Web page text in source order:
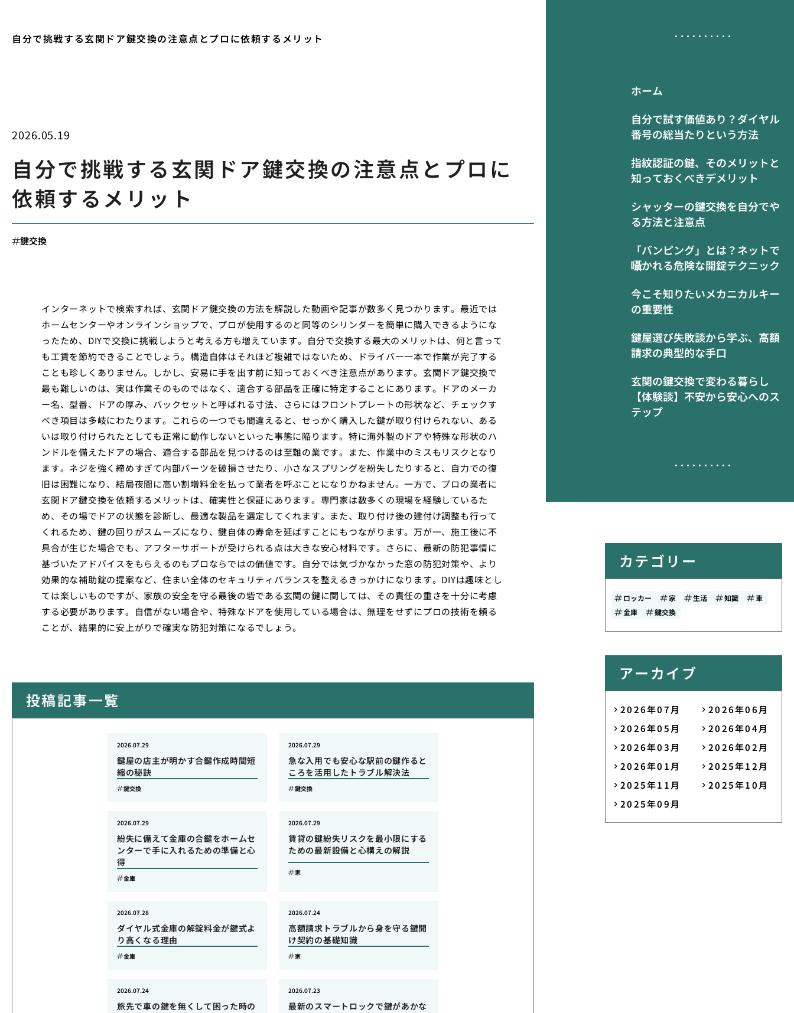
自分で挑戦する玄関ドア鍵交換の注意点とプロに依頼するメリット
ホーム
自分で試す価値あり？ダイヤル
番号の総当たりという方法
指紋認証の鍵、そのメリットと
知っておくべきデメリット
シャッターの鍵交換を自分でや
る方法と注意点
「バンピング」とは？ネットで
囁かれる危険な開錠テクニック
今こそ知りたいメカニカルキー
の重要性
鍵屋選び失敗談から学ぶ、高額
請求の典型的な手口
玄関の鍵交換で変わる暮らし
【体験談】不安から安心へのス
テップ
2026.05.19
自分で挑戦する玄関ドア鍵交換の注意点とプロに
依頼するメリット
鍵交換
インターネットで検索すれば、玄関ドア鍵交換の方法を解説した動画や記事が数多く見つかります。最近では
ホームセンターやオンラインショップで、プロが使用するのと同等のシリンダーを簡単に購入できるようにな
ったため、DIYで交換に挑戦しようと考える方も増えています。自分で交換する最大のメリットは、何と言って
も工賃を節約できることでしょう。構造自体はそれほど複雑ではないため、ドライバー一本で作業が完了する
ことも珍しくありません。しかし、安易に手を出す前に知っておくべき注意点があります。玄関ドア鍵交換で
最も難しいのは、実は作業そのものではなく、適合する部品を正確に特定することにあります。ドアのメーカ
ー名、型番、ドアの厚み、バックセットと呼ばれる寸法、さらにはフロントプレートの形状など、チェックす
べき項目は多岐にわたります。これらの一つでも間違えると、せっかく購入した鍵が取り付けられない、ある
いは取り付けられたとしても正常に動作しないといった事態に陥ります。特に海外製のドアや特殊な形状のハ
ンドルを備えたドアの場合、適合する部品を見つけるのは至難の業です。また、作業中のミスもリスクとなり
ます。ネジを強く締めすぎて内部パーツを破損させたり、小さなスプリングを紛失したりすると、自力での復
旧は困難になり、結局夜間に高い割増料金を払って業者を呼ぶことになりかねません。一方で、プロの業者に
玄関ドア鍵交換を依頼するメリットは、確実性と保証にあります。専門家は数多くの現場を経験しているた
め、その場でドアの状態を診断し、最適な製品を選定してくれます。また、取り付け後の建付け調整も行って
くれるため、鍵の回りがスムーズになり、鍵自体の寿命を延ばすことにもつながります。万が一、施工後に不
具合が生じた場合でも、アフターサポートが受けられる点は大きな安心材料です。さらに、最新の防犯事情に
基づいたアドバイスをもらえるのもプロならではの価値です。自分では気づかなかった窓の防犯対策や、より
効果的な補助錠の提案など、住まい全体のセキュリティバランスを整えるきっかけになります。DIYは趣味とし
ては楽しいものですが、家族の安全を守る最後の砦である玄関の鍵に関しては、その責任の重さを十分に考慮
する必要があります。自信がない場合や、特殊なドアを使用している場合は、無理をせずにプロの技術を頼る
ことが、結果的に安上がりで確実な防犯対策になるでしょう。
投稿記事一覧
鍵屋の店主が明かす合鍵作成時間短
縮の秘訣
2026.07.29
鍵交換
急な入用でも安心な駅前の鍵作ると
ころを活用したトラブル解決法
2026.07.29
鍵交換
紛失に備えて金庫の合鍵をホームセ
ンターで手に入れるための準備と心
得
2026.07.29
金庫
賃貸の鍵紛失リスクを最小限にする
ための最新設備と心構えの解説
2026.07.29
家
ダイヤル式金庫の解錠料金が鍵式よ
り高くなる理由
2026.07.28
金庫
高額請求トラブルから身を守る鍵開
け契約の基礎知識
2026.07.24
家
旅先で車の鍵を無くして困った時の
2026.07.24
最新のスマートロックで鍵があかな
2026.07.23
カテゴリー
ロッカー 家 生活 知識
車
金庫
鍵交換
アーカイブ
2026年07月
2026年06月
2026年05月
2026年04月
2026年03月
2026年02月
2026年01月
2025年12月
2025年11月
2025年10月
2025年09月